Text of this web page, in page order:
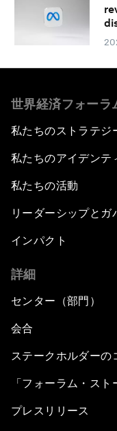
世界経済フォーラ
私たちのストラテジ
私たちのアイデンテ
私たちの活動
リーダーシップとガ
インパクト
詳細
センター（部門）
会合
ステークホルダーの
「フォーラム・スト
プレスリリース